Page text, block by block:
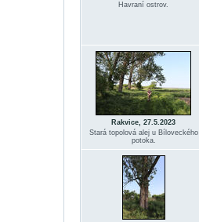
Havraní ostrov.
Rakvice, 27.5.2023
Stará topolová alej u Bíloveckého
potoka.